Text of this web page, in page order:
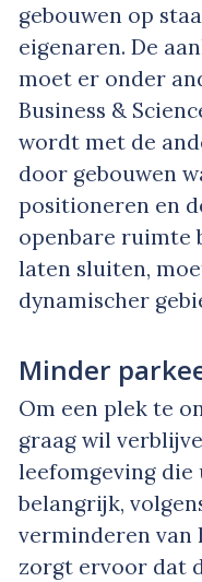
gebouwen op
eigenaren. De
moet er onder
Business &
wordt met de
door gebouwen
positioneren en
openbare ruimte
laten sluiten,
dynamischer
Minder
Om een plek te
graag wil
leefomgeving
belangrijk,
verminderen van
zorgt ervoor dat